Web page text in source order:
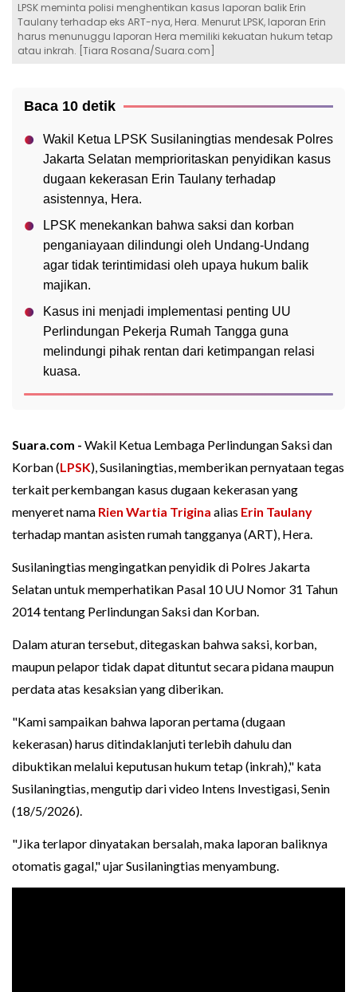
LPSK meminta polisi menghentikan kasus laporan balik Erin
Taulany terhadap eks ART-nya, Hera. Menurut LPSK, laporan Erin
harus menunuggu laporan Hera memiliki kekuatan hukum tetap
atau inkrah. [Tiara Rosana/Suara.com]
Baca 10 detik
Wakil Ketua LPSK Susilaningtias mendesak Polres
Jakarta Selatan memprioritaskan penyidikan kasus
dugaan kekerasan Erin Taulany terhadap
asistennya, Hera.
LPSK menekankan bahwa saksi dan korban
penganiayaan dilindungi oleh Undang-Undang
agar tidak terintimidasi oleh upaya hukum balik
majikan.
Kasus ini menjadi implementasi penting UU
Perlindungan Pekerja Rumah Tangga guna
melindungi pihak rentan dari ketimpangan relasi
kuasa.
Suara.com - Wakil Ketua Lembaga Perlindungan Saksi dan
Korban (LPSK), Susilaningtias, memberikan pernyataan tegas
terkait perkembangan kasus dugaan kekerasan yang
menyeret nama Rien Wartia Trigina alias Erin Taulany
terhadap mantan asisten rumah tangganya (ART), Hera.
Susilaningtias mengingatkan penyidik di Polres Jakarta
Selatan untuk memperhatikan Pasal 10 UU Nomor 31 Tahun
2014 tentang Perlindungan Saksi dan Korban.
Dalam aturan tersebut, ditegaskan bahwa saksi, korban,
maupun pelapor tidak dapat dituntut secara pidana maupun
perdata atas kesaksian yang diberikan.
"Kami sampaikan bahwa laporan pertama (dugaan
kekerasan) harus ditindaklanjuti terlebih dahulu dan
dibuktikan melalui keputusan hukum tetap (inkrah)," kata
Susilaningtias, mengutip dari video Intens Investigasi, Senin
(18/5/2026).
"Jika terlapor dinyatakan bersalah, maka laporan baliknya
otomatis gagal," ujar Susilaningtias menyambung.